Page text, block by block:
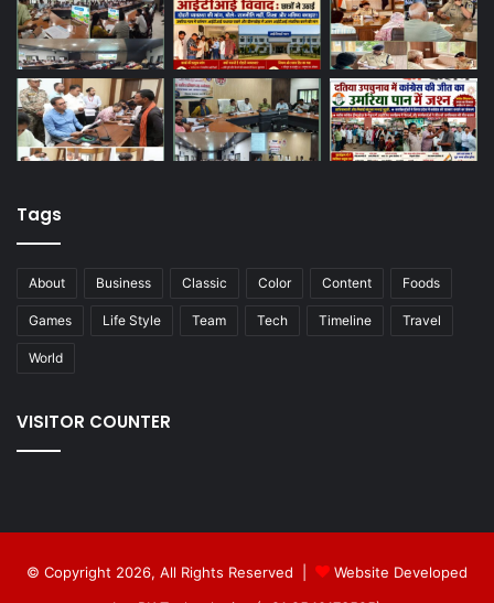
Tags
About Business Classic Color Content Foods
Games Life Style Team Tech Timeline Travel
World
VISITOR COUNTER
© Copyright 2026, All Rights Reserved |
Website Developed